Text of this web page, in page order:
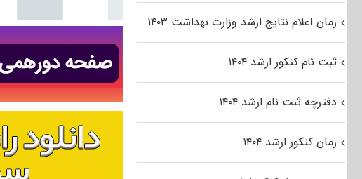
زمان اعلام نتایج ارشد وزارت بهداشت ۱۴۰۳
ثبت نام کنکور ارشد ۱۴۰۴
دفترچه ثبت نام ارشد ۱۴۰۴
زمان کنکور ارشد ۱۴۰۴